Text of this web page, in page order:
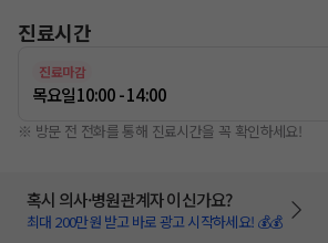
진료시간
진료마감
목요일10:00 - 14:00
※ 방문 전 전화를 통해 진료시간을 꼭 확인하세요!
혹시 의사·병원관계자 이신가요?
최대 200만원 받고 바로 광고 시작하세요! 💰💰